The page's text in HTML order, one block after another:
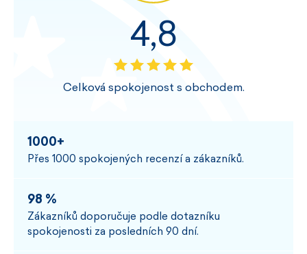
4,8
Celková spokojenost s obchodem.
1000+
Přes 1000 spokojených recenzí a zákazníků.
98 %
Zákazníků doporučuje podle dotazníku
spokojenosti za posledních 90 dní.